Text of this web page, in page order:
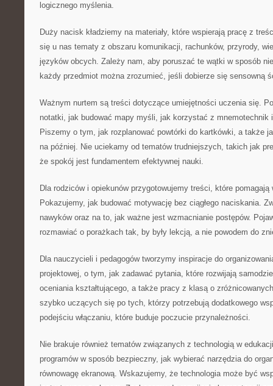
logicznego myślenia.
Duży nacisk kładziemy na materiały, które wspierają pracę z
się u nas tematy z obszaru komunikacji, rachunków, przyrody,
języków obcych. Zależy nam, aby poruszać te wątki w sposób
każdy przedmiot można zrozumieć, jeśli dobierze się sensowną
Ważnym nurtem są treści dotyczące umiejętności uczenia się.
notatki, jak budować mapy myśli, jak korzystać z mnemotechnik
Piszemy o tym, jak rozplanować powtórki do kartkówki, a także
na później. Nie uciekamy od tematów trudniejszych, takich jak
że spokój jest fundamentem efektywnej nauki.
Dla rodziców i opiekunów przygotowujemy treści, które
Pokazujemy, jak budować motywację bez ciągłego naciskania.
nawyków oraz na to, jak ważne jest wzmacnianie postępów.
rozmawiać o porażkach tak, by były lekcją, a nie powodem do
Dla nauczycieli i pedagogów tworzymy inspiracje do
projektowej, o tym, jak zadawać pytania, które rozwijają
oceniania kształtującego, a także pracy z klasą o
szybko uczących się po tych, którzy potrzebują dodatkowego
podejściu włączaniu, które buduje poczucie przynależności.
Nie brakuje również tematów związanych z technologią w
programów w sposób bezpieczny, jak wybierać narzędzia do
równowagę ekranową. Wskazujemy, że technologia może być